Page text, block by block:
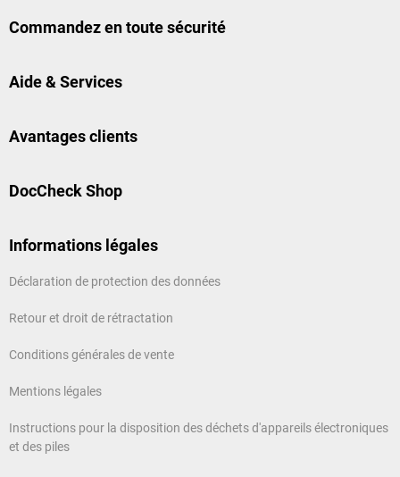
Commandez en toute sécurité
Aide & Services
Avantages clients
DocCheck Shop
Informations légales
Déclaration de protection des données
Retour et droit de rétractation
Conditions générales de vente
Mentions légales
Instructions pour la disposition des déchets d'appareils électroniques
et des piles